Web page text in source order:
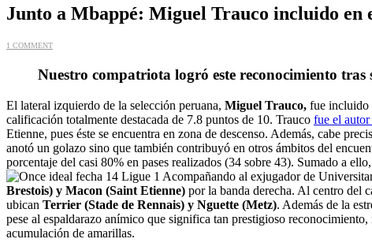
Junto a Mbappé: Miguel Trauco incluido en
1 COMMENT
Nuestro compatriota logró este reconocimiento
El lateral izquierdo de la selección peruana, Miguel Trauco, fue incluido
calificación totalmente destacada de 7.8 puntos de 10. Trauco fue el
Etienne, pues éste se encuentra en zona de descenso. Además, cabe
anotó un golazo sino que también contribuyó en otros ámbitos del
porcentaje del casi 80% en pases realizados (34 sobre 43). Sumado a
Acompañando al exjugador de
Brestois) y Macon (Saint Etienne) por la banda derecha. Al centro del
ubican Terrier (Stade de Rennais) y Nguette (Metz). Además de la
pese al espaldarazo anímico que significa tan prestigioso
acumulación de amarillas.